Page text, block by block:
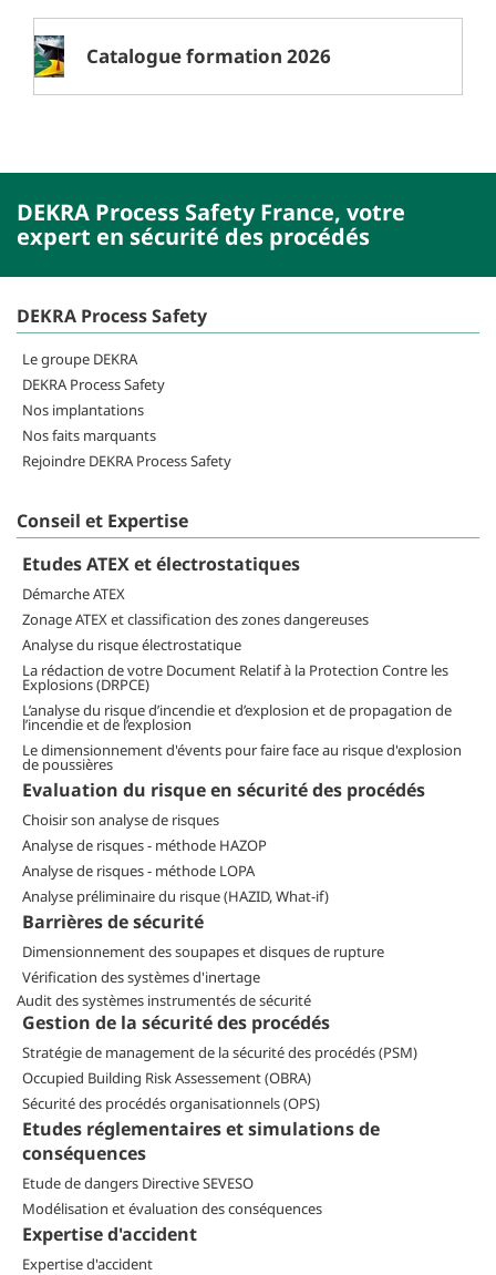
Catalogue formation 2026
DEKRA Process Safety France, votre
expert en sécurité des procédés
DEKRA Process Safety
Le groupe DEKRA
DEKRA Process Safety
Nos implantations
Nos faits marquants
Rejoindre DEKRA Process Safety
Conseil et Expertise
Etudes ATEX et électrostatiques
Démarche ATEX
Zonage ATEX et classification des zones dangereuses
Analyse du risque électrostatique
La rédaction de votre Document Relatif à la Protection Contre les
Explosions (DRPCE)
L’analyse du risque d’incendie et d’explosion et de propagation de
l’incendie et de l’explosion
Le dimensionnement d'évents pour faire face au risque d'explosion
de poussières
Evaluation du risque en sécurité des procédés
Choisir son analyse de risques
Analyse de risques - méthode HAZOP
Analyse de risques - méthode LOPA
Analyse préliminaire du risque (HAZID, What-if)
Barrières de sécurité
Dimensionnement des soupapes et disques de rupture
Vérification des systèmes d'inertage
Audit des systèmes instrumentés de sécurité
Gestion de la sécurité des procédés
Stratégie de management de la sécurité des procédés (PSM)
Occupied Building Risk Assessement (OBRA)
Sécurité des procédés organisationnels (OPS)
Etudes réglementaires et simulations de
conséquences
Etude de dangers Directive SEVESO
Modélisation et évaluation des conséquences
Expertise d'accident
Expertise d'accident